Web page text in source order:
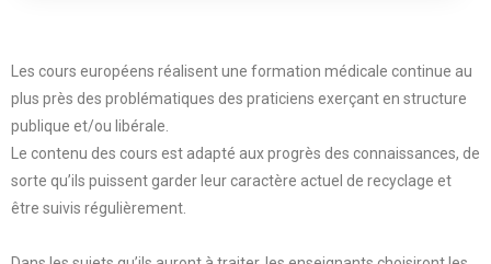
Les cours européens réalisent une formation médicale continue au
plus près des problématiques des praticiens exerçant en structure
publique et/ou libérale.
Le contenu des cours est adapté aux progrès des connaissances, de
sorte qu’ils puissent garder leur caractère actuel de recyclage et
être suivis régulièrement.